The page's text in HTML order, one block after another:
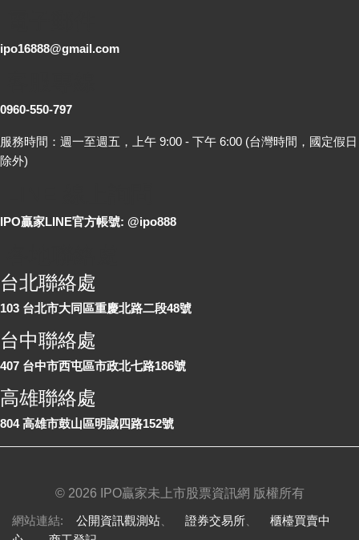
ipo16888@gmail.com
0960-550-797
服務時間：週一至週五，上午 9:00 - 下午 6:00 (台灣時間，國定假日
除外)
IPO贏家LINE官方帳號: @ipo888
台北聯絡處
103 台北市大同區重慶北路二段48號
台中聯絡處
407 台中市西屯區市政北七路186號
高雄聯絡處
804 高雄市鼓山區明誠四路152號
© 2026 IPO贏家未上市股票資訊網 版權所有
網站連結: 公開資訊觀測站 證券交易所
櫃檯買賣中